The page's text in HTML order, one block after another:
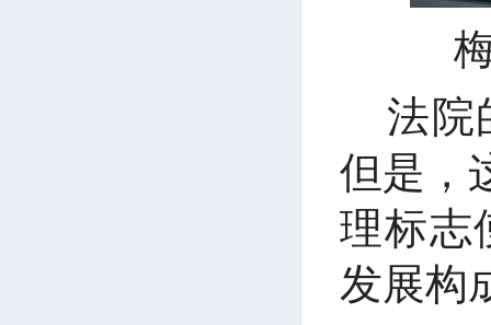
法院
但是，
理标志
发展构